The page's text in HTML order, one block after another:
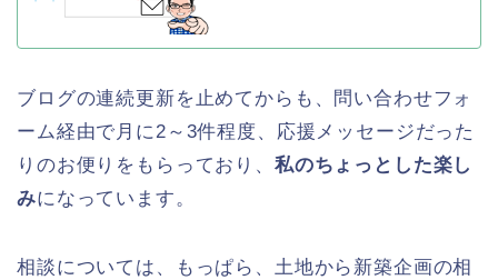
ブログの連続更新を止めてからも、問い合わせフォ
ーム経由で月に2～3件程度、応援メッセージだった
りのお便りをもらっており、 私のちょっとした楽し
みになっています。
相談については、もっぱら、土地から新築企画の相